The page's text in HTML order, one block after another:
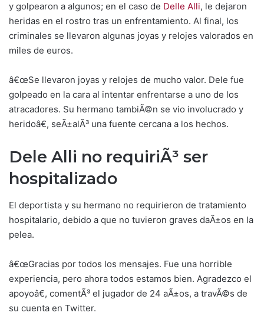
y golpearon a algunos; en el caso de Delle Alli, le dejaron
heridas en el rostro tras un enfrentamiento. Al final, los
criminales se llevaron algunas joyas y relojes valorados en
miles de euros.
â€œSe llevaron joyas y relojes de mucho valor. Dele fue
golpeado en la cara al intentar enfrentarse a uno de los
atracadores. Su hermano tambiÃ©n se vio involucrado y
heridoâ€, seÃ±alÃ³ una fuente cercana a los hechos.
Dele Alli no requiriÃ³ ser
hospitalizado
El deportista y su hermano no requirieron de tratamiento
hospitalario, debido a que no tuvieron graves daÃ±os en la
pelea.
â€œGracias por todos los mensajes. Fue una horrible
experiencia, pero ahora todos estamos bien. Agradezco el
apoyoâ€, comentÃ³ el jugador de 24 aÃ±os, a travÃ©s de
su cuenta en Twitter.